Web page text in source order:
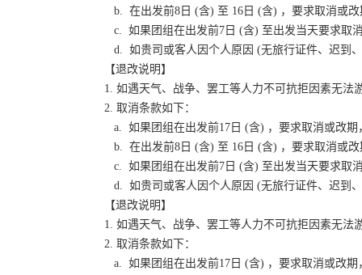
b. 在出发前8日 (含) 至 16日 (含) ，要求取消或
c. 如果团组在出发前7日 (含) 至出发当天要求取
d. 如贵司或客人因个人原因 (无旅行证件、迟到
【退改说明】
1. 如遇天气、战争、罢工等人力不可抗拒因素无
2. 取消条款如下：
a. 如果团组在出发前17日 (含) ，要求取消或改
b. 在出发前8日 (含) 至 16日 (含) ，要求取消或
c. 如果团组在出发前7日 (含) 至出发当天要求取
d. 如贵司或客人因个人原因 (无旅行证件、迟到
【退改说明】
1. 如遇天气、战争、罢工等人力不可抗拒因素无
2. 取消条款如下：
a. 如果团组在出发前17日 (含) ，要求取消或改